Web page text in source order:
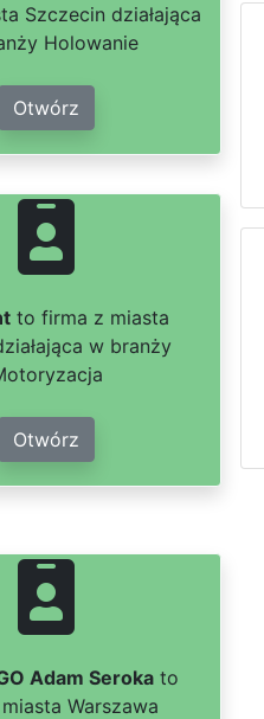
Szczecin działająca
Holowanie
Otwórz
to firma z miasta
w branży
Otwórz
Adam Seroka to
Warszawa